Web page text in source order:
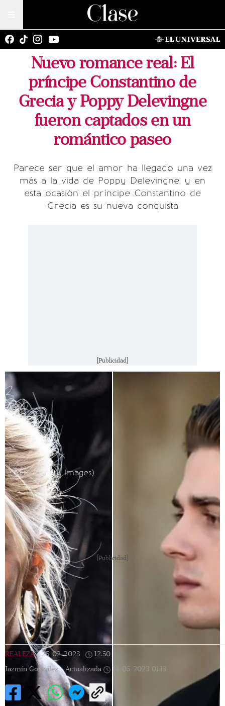
Nuevo romance real: El
príncipe Constantino de
Grecia y Poppy Delevingne
fueron captados en un
romántico paseo
Parece ser que el amor ha llegado una vez
más a la vida de Poppy Delevingne, y en
esta ocasión el príncipe Constantino de
Grecia es su nueva conquista
[Publicidad]
(AFP / Getty Images)
[Publicidad]
REALEZA | 25/02/2023 12:50
Jazmín González | Actualizada 14/05/2023 01:13